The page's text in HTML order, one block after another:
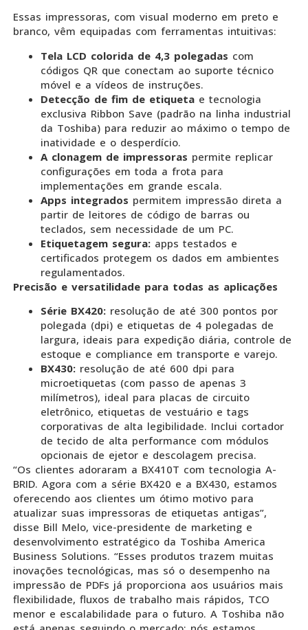
Essas impressoras, com visual moderno em preto e
branco, vêm equipadas com ferramentas intuitivas:
Tela LCD colorida de 4,3 polegadas com
códigos QR que conectam ao suporte técnico
móvel e a vídeos de instruções.
Detecção de fim de etiqueta e tecnologia
exclusiva Ribbon Save (padrão na linha industrial
da Toshiba) para reduzir ao máximo o tempo de
inatividade e o desperdício.
A clonagem de impressoras permite replicar
configurações em toda a frota para
implementações em grande escala.
Apps integrados permitem impressão direta a
partir de leitores de código de barras ou
teclados, sem necessidade de um PC.
Etiquetagem segura: apps testados e
certificados protegem os dados em ambientes
regulamentados.
Precisão e versatilidade para todas as aplicações
Série BX420: resolução de até 300 pontos por
polegada (dpi) e etiquetas de 4 polegadas de
largura, ideais para expedição diária, controle de
estoque e compliance em transporte e varejo.
BX430: resolução de até 600 dpi para
microetiquetas (com passo de apenas 3
milímetros), ideal para placas de circuito
eletrônico, etiquetas de vestuário e tags
corporativas de alta legibilidade. Inclui cortador
de tecido de alta performance com módulos
opcionais de ejetor e descolagem precisa.
“Os clientes adoraram a BX410T com tecnologia A-
BRID. Agora com a série BX420 e a BX430, estamos
oferecendo aos clientes um ótimo motivo para
atualizar suas impressoras de etiquetas antigas”,
disse Bill Melo, vice-presidente de marketing e
desenvolvimento estratégico da Toshiba America
Business Solutions. “Esses produtos trazem muitas
inovações tecnológicas, mas só o desempenho na
impressão de PDFs já proporciona aos usuários mais
flexibilidade, fluxos de trabalho mais rápidos, TCO
menor e escalabilidade para o futuro. A Toshiba não